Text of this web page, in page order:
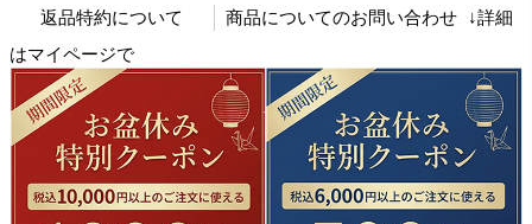
返品特約について 商品についてのお問い合わせ
↓詳細
はマイページで